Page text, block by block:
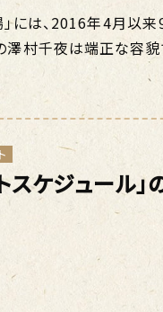
には、2016年4月以来
澤村千夜は端正な容
スケジュール